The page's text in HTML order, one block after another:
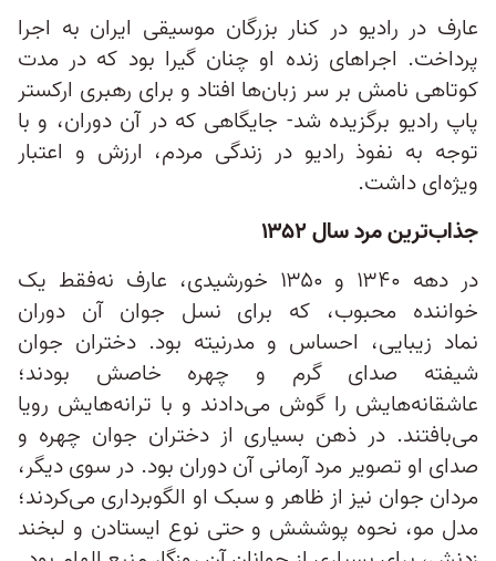
عارف در رادیو در کنار بزرگان موسیقی ایران به اجرا
پرداخت. اجراهای زنده‌ او چنان گیرا بود که در مدت
کوتاهی نامش بر سر زبان‌ها افتاد و برای رهبری ارکستر
پاپ رادیو برگزیده شد- جایگاهی که در آن دوران، و با
توجه به نفوذ رادیو در زندگی مردم، ارزش و اعتبار
ویژه‌ای داشت.
جذاب‌ترین مرد سال ۱۳۵۲
در دهه‌ ۱۳۴۰ و ۱۳۵۰ خورشیدی، عارف نه‌فقط یک
خواننده محبوب، که برای نسل جوان آن دوران
نماد زیبایی، احساس و مدرنیته بود. دختران جوان
شیفته‌ صدای گرم و چهره خاصش بودند؛
عاشقانه‌هایش را گوش می‌دادند و با ترانه‌هایش رویا
می‌بافتند. در ذهن بسیاری از دختران جوان چهره‌ و
صدای او تصویر مرد آرمانی آن دوران بود. در سوی دیگر،
مردان جوان نیز از ظاهر و سبک او الگوبرداری می‌کردند؛
مدل مو، نحوه‌ پوششش و حتی نوع ایستادن و لبخند